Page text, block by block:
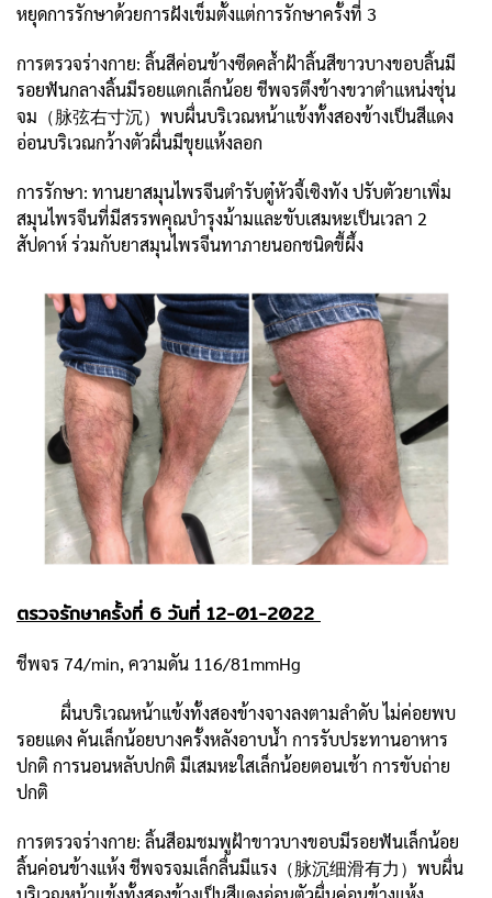
หยุดการรักษาด้วยการฝังเข็มตั้งแต่การรักษาครั้งที่ 3
การตรวจร่างกาย: ลิ้นสีค่อนข้างซีดคล้ำฝ้าลิ้นสีขาวบางขอบลิ้นมี
รอยฟันกลางลิ้นมีรอยแตกเล็กน้อย ชีพจรตึงข้างขวาตำแหน่งชุ่น
จม（脉弦右寸沉）พบผื่นบริเวณหน้าแข้งทั้งสองข้างเป็นสีแดง
อ่อนบริเวณกว้างตัวผื่นมีขุยแห้งลอก
การรักษา: ทานยาสมุนไพรจีนตำรับตู๋หัวจี้เซิงทัง ปรับตัวยาเพิ่ม
สมุนไพรจีนที่มีสรรพคุณบำรุงม้ามและขับเสมหะเป็นเวลา 2
สัปดาห์ ร่วมกับยาสมุนไพรจีนทาภายนอกชนิดขี้ผึ้ง
ตรวจรักษาครั้งที่ 6 วันที่ 12-01-2022
ชีพจร 74/min, ความดัน 116/81mmHg
ผื่นบริเวณหน้าแข้งทั้งสองข้างจางลงตามลำดับ ไม่ค่อยพบ
รอยแดง คันเล็กน้อยบางครั้งหลังอาบน้ำ การรับประทานอาหาร
ปกติ การนอนหลับปกติ มีเสมหะใสเล็กน้อยตอนเช้า การขับถ่าย
ปกติ
การตรวจร่างกาย: ลิ้นสีอมชมพูฝ้าขาวบางขอบมีรอยฟันเล็กน้อย
ลิ้นค่อนข้างแห้ง ชีพจรจมเล็กลื่นมีแรง（脉沉细滑有力）พบผื่น